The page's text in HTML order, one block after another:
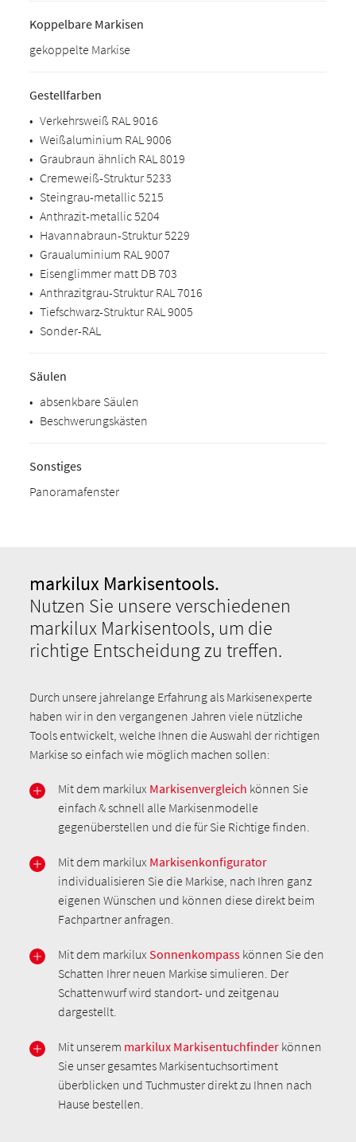
Koppelbare Markisen
gekoppelte Markise
Gestellfarben
• Verkehrsweiß RAL 9016
• Weißaluminium RAL 9006
• Graubraun ähnlich RAL 8019
• Cremeweiß-Struktur 5233
• Steingrau-metallic 5215
• Anthrazit-metallic 5204
• Havannabraun-Struktur 5229
• Graualuminium RAL 9007
• Eisenglimmer matt DB 703
• Anthrazitgrau-Struktur RAL 7016
• Tiefschwarz-Struktur RAL 9005
• Sonder-RAL
Säulen
• absenkbare Säulen
• Beschwerungskästen
Sonstiges
Panoramafenster
markilux Markisentools.
Nutzen Sie unsere verschiedenen
markilux Markisentools, um die
richtige Entscheidung zu treffen.
Durch unsere jahrelange Erfahrung als Markisenexperte
haben wir in den vergangenen Jahren viele nützliche
Tools entwickelt, welche Ihnen die Auswahl der richtigen
Markise so einfach wie möglich machen sollen:
Mit dem markilux Markisenvergleich können Sie
einfach & schnell alle Markisenmodelle
gegenüberstellen und die für Sie Richtige finden.
Mit dem markilux Markisenkonfigurator
individualisieren Sie die Markise, nach Ihren ganz
eigenen Wünschen und können diese direkt beim
Fachpartner anfragen.
Mit dem markiluxSonnenkompass können Sie den
Schatten Ihrer neuen Markise simulieren. Der
Schattenwurf wird standort- und zeitgenau
dargestellt.
Mit unserem markilux Markisentuchfinder können
Sie unser gesamtes Markisentuchsortiment
überblicken und Tuchmuster direkt zu Ihnen nach
Hause bestellen.